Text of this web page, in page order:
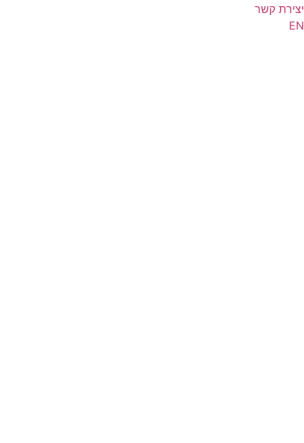
יצירת קשר
EN